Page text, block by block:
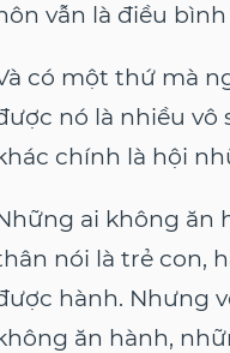
vẫn là điều
có một thứ mà
nó là nhiều vô
chính là hội
ai không ăn
nói là trẻ con,
hành. Nhưng
ăn hành,